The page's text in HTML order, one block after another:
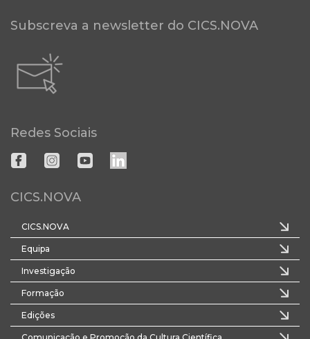
Subscreva a newsletter do CICS.NOVA
Redes Sociais
CICS.NOVA
CICS.NOVA
Equipa
Investigação
Formação
Edições